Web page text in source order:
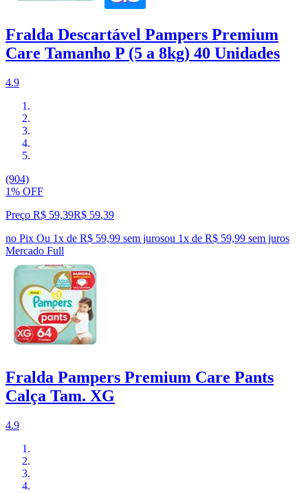
Fralda Descartável Pampers Premium
Care Tamanho P (5 a 8kg) 40 Unidades
4.9
(904)
1% OFF
Preço R$ 59,39R$ 59,39
no Pix Ou 1x de R$ 59,99 sem jurosou 1x de R$ 59,99 sem juros
Mercado Full
Fralda Pampers Premium Care Pants
Calça Tam. XG
4.9